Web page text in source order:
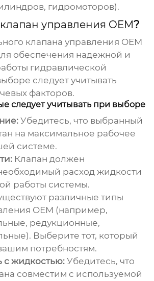
гидромоторов).
клапан управления OEM?
клапана управления OEM
обеспечения надежной и
гидравлической
следует учитывать
факторов.
следует учитывать при выборе
Убедитесь, что выбранный
на максимальное рабочее
системе.
Клапан должен
расход жидкости
работы системы.
различные типы
OEM (например,
редукционные,
Выберите тот, который
потребностям.
с жидкостью: Убедитесь, что
совместим с используемой